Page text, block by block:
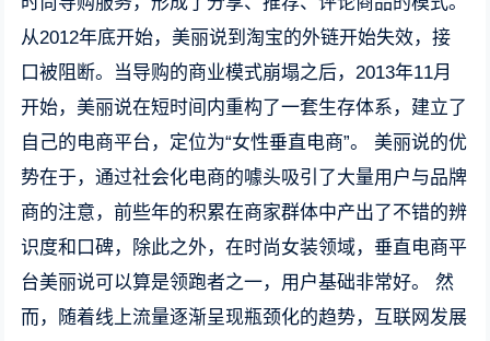
从2012年底开始，美丽说到淘宝的外链开始失效，接
口被阻断。当导购的商业模式崩塌之后，2013年11月
开始，美丽说在短时间内重构了一套生存体系，建立了
自己的电商平台，定位为“女性垂直电商”。 美丽说的优
势在于，通过社会化电商的噱头吸引了大量用户与品牌
商的注意，前些年的积累在商家群体中产出了不错的辨
识度和口碑，除此之外，在时尚女装领域，垂直电商平
台美丽说可以算是领跑者之一，用户基础非常好。 然
而，随着线上流量逐渐呈现瓶颈化的趋势，互联网发展